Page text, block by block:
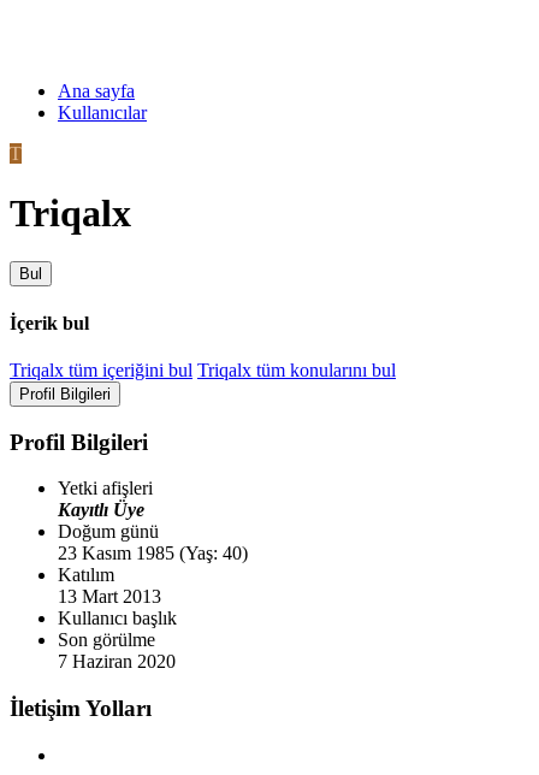
Ana sayfa
Kullanıcılar
T
Triqalx
Bul
İçerik bul
Triqalx tüm içeriğini bul Triqalx tüm konularını bul
Profil Bilgileri
Profil Bilgileri
Yetki afişleri
Kayıtlı Üye
Doğum günü
23 Kasım 1985 (Yaş: 40)
Katılım
13 Mart 2013
Kullanıcı başlık
Son görülme
7 Haziran 2020
İletişim Yolları